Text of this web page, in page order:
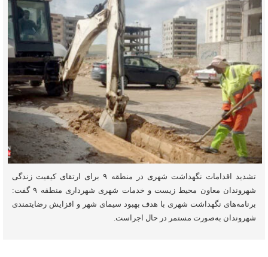
تشدید اقدامات نگهداشت شهری در منطقه ۹ برای ارتقای کیفیت زندگی
شهروندان معاون محیط زیست و خدمات شهری شهرداری منطقه ۹ گفت:
برنامه‌های نگهداشت شهری با هدف بهبود سیمای شهر و افزایش رضایتمندی
شهروندان به‌صورت مستمر در حال اجراست.